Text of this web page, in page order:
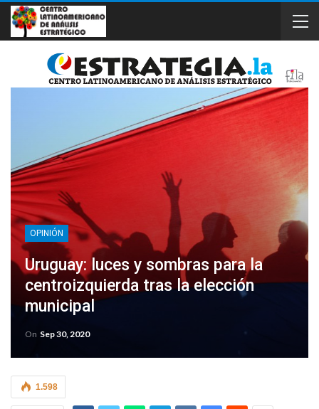
OPINIÓN
Uruguay: luces y sombras para la
centroizquierda tras la elección
municipal
On Sep 30, 2020
1.598